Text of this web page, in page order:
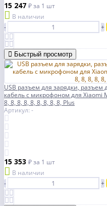
15 247 ₽за 1 шт
В наличии
-
+
Быстрый просмотр
USB разъем для зарядки, разъем
кабель с микрофоном для Xiaomi
8, 8, 8, 8, 8, 8, 8, 8, 8, Plus
Артикул: -
15 353 ₽за 1 шт
В наличии
-
+